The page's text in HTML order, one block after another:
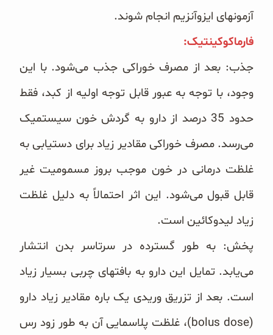
آزمونهای ایزوآنزیم انجام شوند. ‏
فارماکوکینتیک:‏
جذب: بعد از مصرف خوراکی جذب می‌شود. با این
وجود، با توجه به عبور قابل توجه اولیه از کبد، فقط
حدود 35 درصد ‏از دارو به گردش خون سیستمیک
می‌رسد. مصرف خوراکی مقادیر زیاد برای دستیابی به
غلظت درمانی در خون موجب ‏بروز مسمومیت غیر
قابل قبول می‌شود. این اثر احتمالاً به دلیل غلظت
زیاد لیدوکائین است.
پخش: به طور گسترده در سرتاسر بدن انتشار
می‌یابد. تمایل این دارو به بافتهای چربی بسیار زیاد
است. بعد از تزریق ‏وریدی یک باره مقادیر زیاد دارو
(‏bolus dose‏)، غلظت پلاسمایی آن به طور زود رس